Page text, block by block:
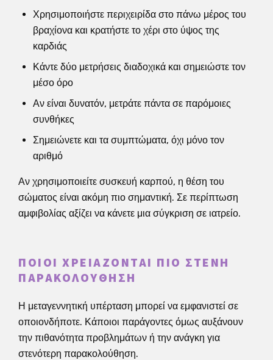
Χρησιμοποιήστε περιχειρίδα στο πάνω μέρος του
βραχίονα και κρατήστε το χέρι στο ύψος της
καρδιάς
Κάντε δύο μετρήσεις διαδοχικά και σημειώστε τον
μέσο όρο
Αν είναι δυνατόν, μετράτε πάντα σε παρόμοιες
συνθήκες
Σημειώνετε και τα συμπτώματα, όχι μόνο τον
αριθμό
Αν χρησιμοποιείτε συσκευή καρπού, η θέση του
σώματος είναι ακόμη πιο σημαντική. Σε περίπτωση
αμφιβολίας αξίζει να κάνετε μια σύγκριση σε ιατρείο.
ΠΟΙΟΙ ΧΡΕΙΆΖΟΝΤΑΙ ΠΙΟ ΣΤΕΝΉ
ΠΑΡΑΚΟΛΟΎΘΗΣΗ
Η μεταγεννητική υπέρταση μπορεί να εμφανιστεί σε
οποιονδήποτε. Κάποιοι παράγοντες όμως αυξάνουν
την πιθανότητα προβλημάτων ή την ανάγκη για
στενότερη παρακολούθηση.